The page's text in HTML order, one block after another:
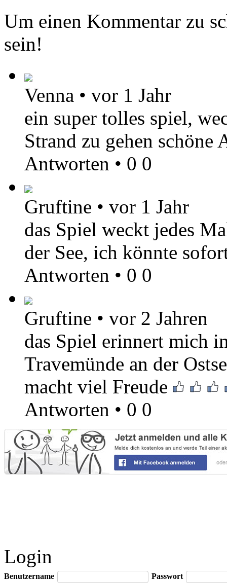
Um einen Kommentar zu
sein!
Venna • vor 1 Jahr
ein super tolles spiel,
Strand zu gehen
Antworten • 0 0
Gruftine • vor 1 Jahr
das Spiel weckt jedes
der See, ich könnte
Antworten • 0 0
Gruftine • vor 2 Jahren
das Spiel erinnert mich
Travemünde an der
macht viel Freude
Antworten • 0 0
Login
Benutzername Passwort